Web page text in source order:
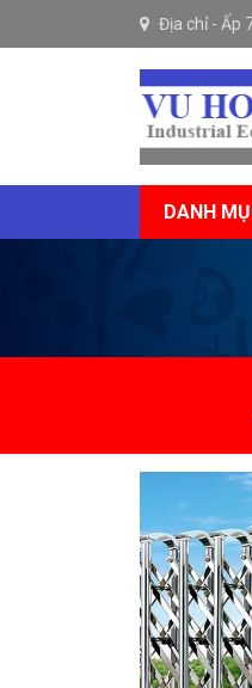
Địa chỉ - Ấp
DANH